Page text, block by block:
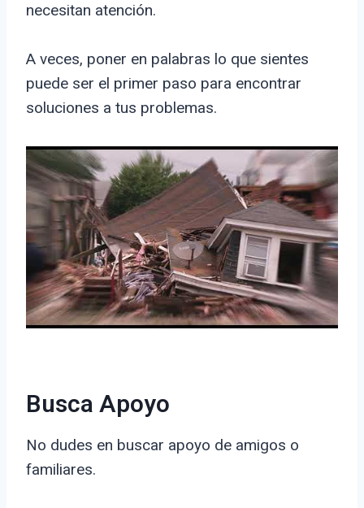
necesitan atención.
A veces, poner en palabras lo que sientes
puede ser el primer paso para encontrar
soluciones a tus problemas.
Busca Apoyo
No dudes en buscar apoyo de amigos o
familiares.